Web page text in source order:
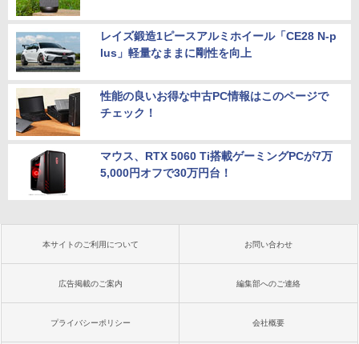
レイズ鍛造1ピースアルミホイール「CE28 N-p
lus」軽量なままに剛性を向上
性能の良いお得な中古PC情報はこのページで
チェック！
マウス、RTX 5060 Ti搭載ゲーミングPCが7万
5,000円オフで30万円台！
本サイトのご利用について お問い合わせ
広告掲載のご案内 編集部へのご連絡
プライバシーポリシー 会社概要